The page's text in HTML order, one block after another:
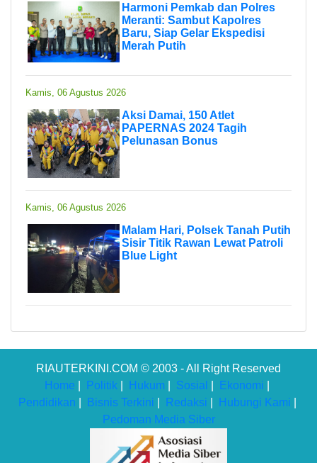
Harmoni Pemkab dan Polres
Meranti: Sambut Kapolres
Baru, Siap Gelar Ekspedisi
Merah Putih
Kamis, 06 Agustus 2026
Aksi Damai, 150 Atlet
PAPERNAS 2024 Tagih
Pelunasan Bonus
Kamis, 06 Agustus 2026
Malam Hari, Polsek Tanah Putih
Sisir Titik Rawan Lewat Patroli
Blue Light
RIAUTERKINI.COM © 2003 - All Right Reserved
Home
Politik Hukum Sosial Ekonomi
Pendidikan
Bisnis Terkini Redaksi Hubungi Kami
Pedoman Media Siber